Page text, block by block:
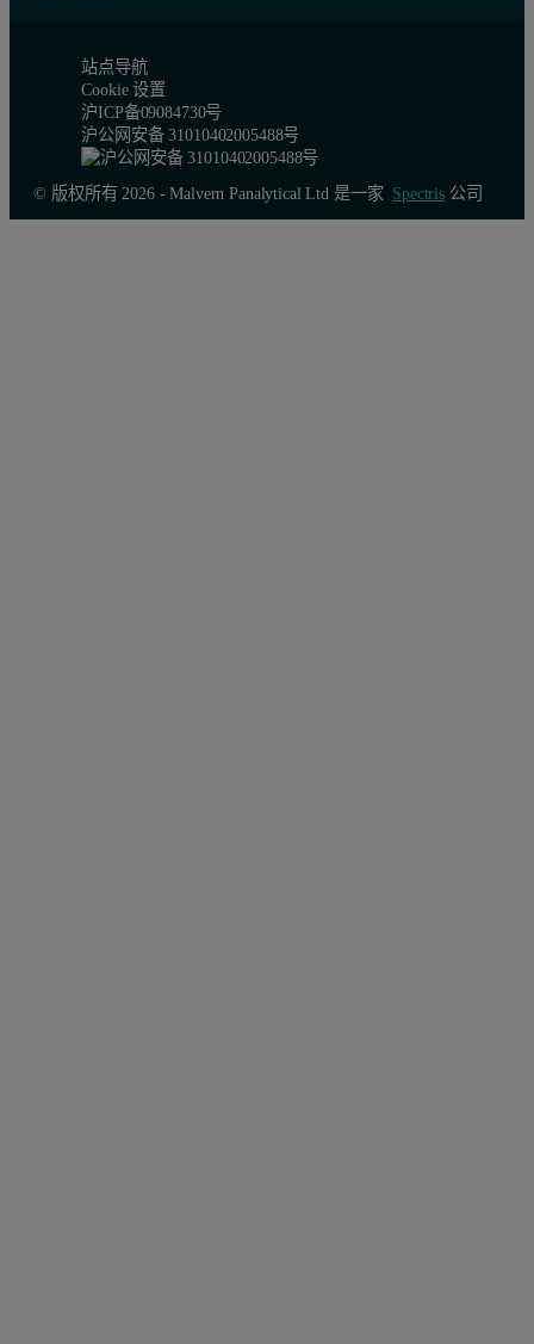
站点导航
Cookie 设置
沪ICP备09084730号
沪公网安备 31010402005488号
© 版权所有 2026 - Malvern Panalytical Ltd 是一家 Spectris公司